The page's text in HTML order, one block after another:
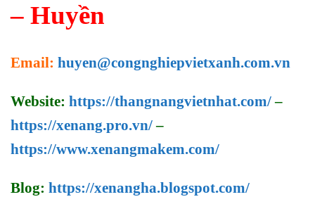
– Huyền
Email: huyen@congnghiepvietxanh.com.vn
Website: https://thangnangvietnhat.com/–
https://xenang.pro.vn/–
https://www.xenangmakem.com/
Blog: https://xenangha.blogspot.com/